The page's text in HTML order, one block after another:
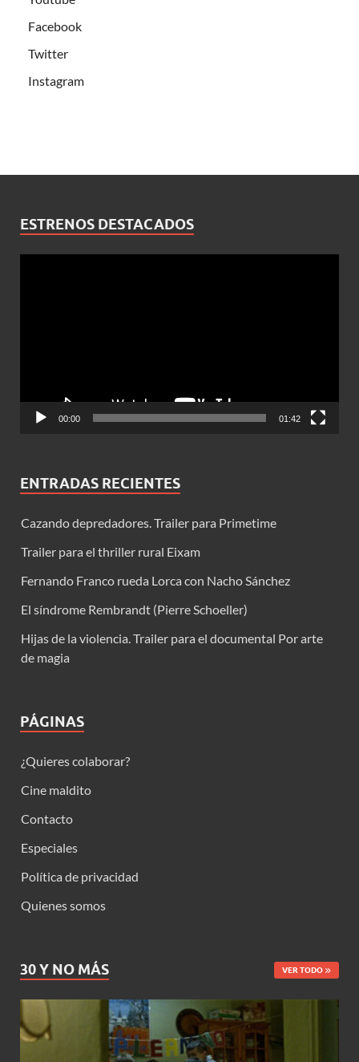
Facebook
Twitter
Instagram
ESTRENOS DESTACADOS
00:00 01:42
ENTRADAS RECIENTES
Cazando depredadores. Trailer para Primetime
Trailer para el thriller rural Eixam
Fernando Franco rueda Lorca con Nacho Sánchez
El síndrome Rembrandt (Pierre Schoeller)
Hijas de la violencia. Trailer para el documental Por arte
de magia
PÁGINAS
¿Quieres colaborar?
Cine maldito
Contacto
Especiales
Política de privacidad
Quienes somos
30 Y NO MÁS VER TODO